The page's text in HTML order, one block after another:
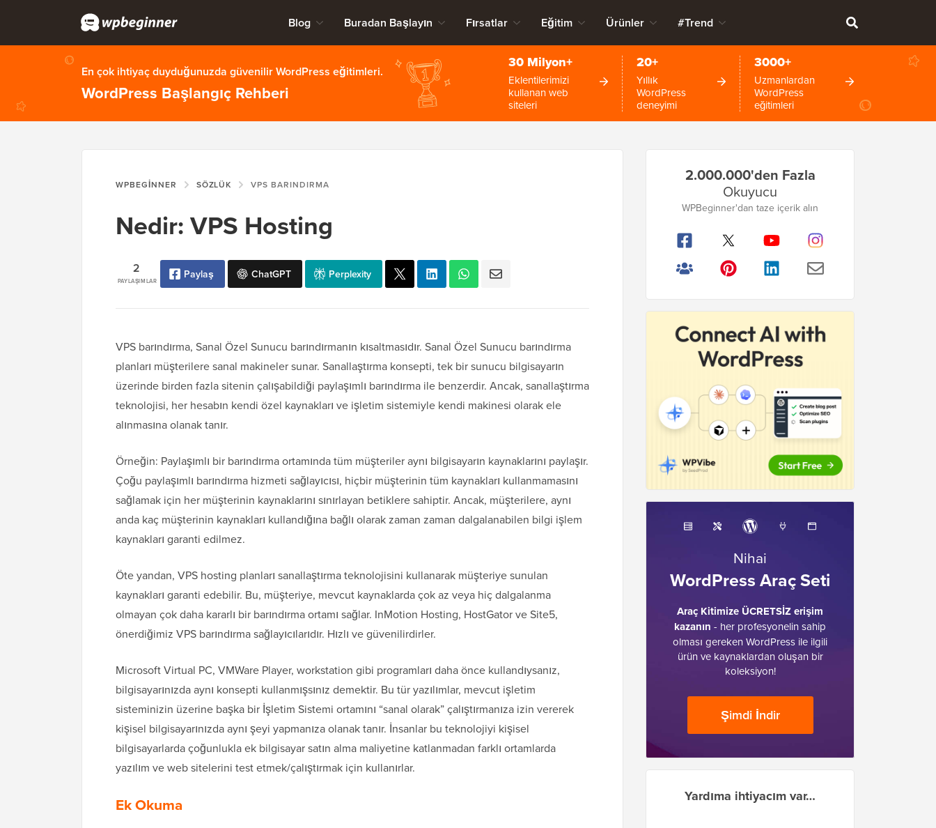
Blog Buradan Başlayın Fırsatlar Eğitim Ürünler #Trend
En çok ihtiyaç duyduğunuzda güvenilir WordPress eğitimleri.
WordPress Başlangıç Rehberi
30 Milyon+
Eklentilerimizi
kullanan web
siteleri
20+
Yıllık
WordPress
deneyimi
3000+
Uzmanlardan
WordPress
eğitimleri
WPBEGINNER SÖZLÜK VPS BARINDIRMA
Nedir: VPS Hosting
PAYLAŞIMLAR
2 Paylaş ChatGPT Perplexity
VPS barındırma, Sanal Özel Sunucu barındırmanın kısaltmasıdır. Sanal Özel Sunucu barındırma
planları müşterilere sanal makineler sunar. Sanallaştırma konsepti, tek bir sunucu bilgisayarın
üzerinde birden fazla sitenin çalışabildiği paylaşımlı barındırma ile benzerdir. Ancak, sanallaştırma
teknolojisi, her hesabın kendi özel kaynakları ve işletim sistemiyle kendi makinesi olarak ele
alınmasına olanak tanır.
Örneğin: Paylaşımlı bir barındırma ortamında tüm müşteriler aynı bilgisayarın kaynaklarını paylaşır.
Çoğu paylaşımlı barındırma hizmeti sağlayıcısı, hiçbir müşterinin tüm kaynakları kullanmamasını
sağlamak için her müşterinin kaynaklarını sınırlayan betiklere sahiptir. Ancak, müşterilere, aynı
anda kaç müşterinin kaynakları kullandığına bağlı olarak zaman zaman dalgalanabilen bilgi işlem
kaynakları garanti edilmez.
Öte yandan, VPS hosting planları sanallaştırma teknolojisini kullanarak müşteriye sunulan
kaynakları garanti edebilir. Bu, müşteriye, mevcut kaynaklarda çok az veya hiç dalgalanma
olmayan çok daha kararlı bir barındırma ortamı sağlar. InMotion Hosting, HostGator ve Site5,
önerdiğimiz VPS barındırma sağlayıcılarıdır. Hızlı ve güvenilirdirler.
Microsoft Virtual PC, VMWare Player, workstation gibi programları daha önce kullandıysanız,
bilgisayarınızda aynı konsepti kullanmışsınız demektir. Bu tür yazılımlar, mevcut işletim
sisteminizin üzerine başka bir İşletim Sistemi ortamını “sanal olarak” çalıştırmanıza izin vererek
kişisel bilgisayarınızda aynı şeyi yapmanıza olanak tanır. İnsanlar bu teknolojiyi kişisel
bilgisayarlarda çoğunlukla ek bilgisayar satın alma maliyetine katlanmadan farklı ortamlarda
yazılım ve web sitelerini test etmek/çalıştırmak için kullanırlar.
Ek Okuma
Kenar
Çubuğu
2.000.000'den Fazla
Okuyucu
WPBeginner'dan taze içerik alın
Nihai
WordPress Araç Seti
Araç Kitimize ÜCRETSİZ erişim
kazanın - her profesyonelin sahip
olması gereken WordPress ile ilgili
ürün ve kaynaklardan oluşan bir
koleksiyon!
Şimdi İndir
Yardıma ihtiyacım var…